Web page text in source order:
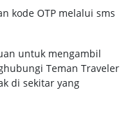
kode OTP melalui sms
untuk mengambil
Teman Traveler
di sekitar yang